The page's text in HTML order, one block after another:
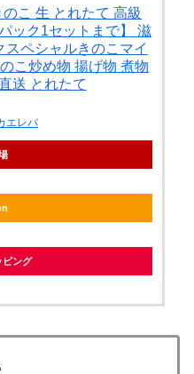
こ 生 とれたて 高級
ック1セットまで】 滋
スペシャルきのこマイ
こ炒め物 揚げ物 煮物
送 とれたて
エレバ
ピング